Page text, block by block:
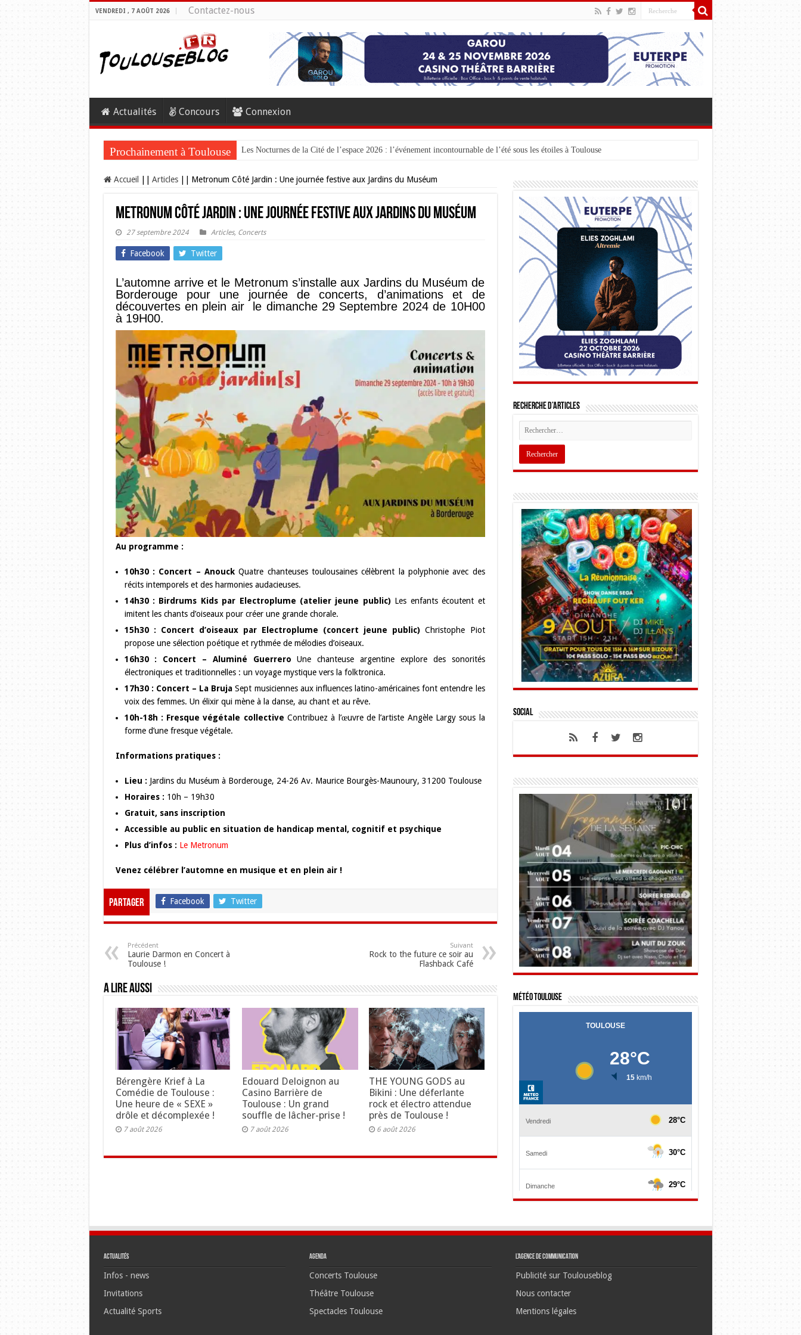
VENDREDI , 7 AOÛT 2026 Contactez-nous
Actualités Concours Connexion
Prochainement à Toulouse Les Nocturnes de la Cité de l’espace 2026 : l’événement incontournable de l’été sous les étoiles à Toulouse
Accueil Articles Metronum Côté Jardin : Une journée festive aux Jardins du Muséum
Metronum Côté Jardin : Une journée festive aux Jardins du Muséum
27 septembre 2024 Articles, Concerts
Facebook Twitter
L’automne arrive et le Metronum s’installe aux Jardins du Muséum de
Borderouge pour une journée de concerts, d’animations et de
découvertes en plein air le dimanche 29 Septembre 2024 de 10H00
à 19H00.
Au programme :
10h30 : Concert – AnouckQuatre chanteuses toulousaines célèbrent la polyphonie avec des
récits intemporels et des harmonies audacieuses.
14h30 : Birdrums Kids par Electroplume (atelier jeune public) Les enfants écoutent et
imitent les chants d’oiseaux pour créer une grande chorale.
15h30 : Concert d’oiseaux par Electroplume (concert jeune public) Christophe Piot
propose une sélection poétique et rythmée de mélodies d’oiseaux.
16h30 : Concert – Aluminé Guerrero Une chanteuse argentine explore des sonorités
électroniques et traditionnelles : un voyage mystique vers la folktronica.
17h30 : Concert – La Bruja Sept musiciennes aux influences latino-américaines font entendre les
voix des femmes. Un élixir qui mène à la danse, au chant et au rêve.
10h-18h : Fresque végétale collective Contribuez à l’œuvre de l’artiste Angèle Largy sous la
forme d’une fresque végétale.
Informations pratiques :
Lieu : Jardins du Muséum à Borderouge, 24-26 Av. Maurice Bourgès-Maunoury, 31200 Toulouse
Horaires : 10h – 19h30
Gratuit, sans inscription
Accessible au public en situation de handicap mental, cognitif et psychique
Plus d’infos : Le Metronum
Venez célébrer l’automne en musique et en plein air !
Partager Facebook Twitter
Précédent
Laurie Darmon en Concert à
Toulouse !
Suivant
Rock to the future ce soir au
Flashback Café
A lire aussi
Bérengère Krief à La
Comédie de Toulouse :
Une heure de « SEXE »
drôle et décomplexée !
7 août 2026
Edouard Deloignon au
Casino Barrière de
Toulouse : Un grand
souffle de lâcher-prise !
7 août 2026
THE YOUNG GODS au
Bikini : Une déferlante
rock et électro attendue
près de Toulouse !
6 août 2026
Recherche d’articles
Social
Météo Toulouse
Actualités
Infos - news
Invitations
Actualité Sports
Agenda
Concerts Toulouse
Théâtre Toulouse
Spectacles Toulouse
L’agence de communication
Publicité sur Toulouseblog
Nous contacter
Mentions légales